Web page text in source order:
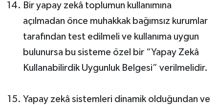
Bir yapay zekâ toplumun kullanımına
açılmadan önce muhakkak bağımsız kurumlar
tarafından test edilmeli ve kullanıma uygun
bulunursa bu sisteme özel bir “Yapay Zekâ
Kullanabilirdik Uygunluk Belgesi” verilmelidir.
Yapay zekâ sistemleri dinamik olduğundan ve